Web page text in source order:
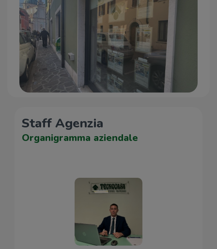
Staff Agenzia
Organigramma aziendale